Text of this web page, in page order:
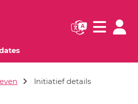
pagina)
(huidige pagina)
Navigatie
Initiatief details